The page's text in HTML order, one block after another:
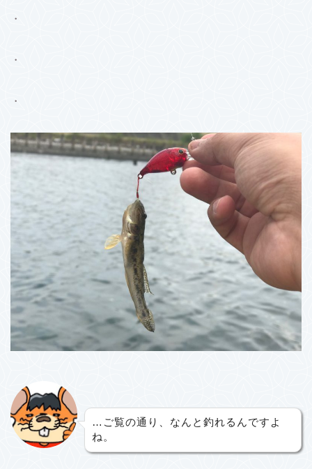
・
・
・
…ご覧の通り、なんと釣れるんですよ
ね。